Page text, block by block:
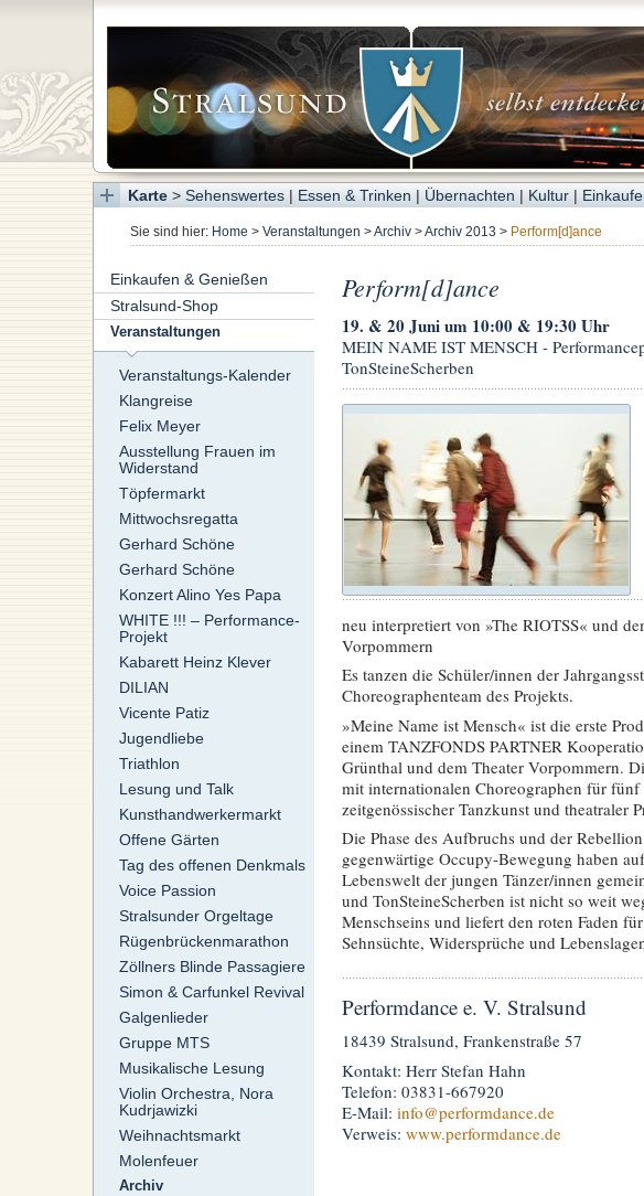
Karte> Sehenswertes| Essen & Trinken | Übernachten | Kultur|
Sie sind hier: Home > Veranstaltungen >Archiv>Archiv 2013 > Perform[d]ance
Einkaufen & Genießen
Stralsund-Shop
Veranstaltungen
Veranstaltungs-Kalender
Klangreise
Felix Meyer
Ausstellung Frauen im
Widerstand
Töpfermarkt
Mittwochsregatta
Gerhard Schöne
Gerhard Schöne
Konzert Alino Yes Papa
WHITE !!! – Performance-
Projekt
Kabarett Heinz Klever
DILIAN
Vicente Patiz
Jugendliebe
Triathlon
Lesung und Talk
Kunsthandwerkermarkt
Offene Gärten
Tag des offenen Denkmals
Voice Passion
Stralsunder Orgeltage
Rügenbrückenmarathon
Zöllners Blinde Passagiere
Simon & Carfunkel Revival
Galgenlieder
Gruppe MTS
Musikalische Lesung
Violin Orchestra, Nora
Kudrjawizki
Weihnachtsmarkt
Molenfeuer
Archiv
Perform[d]ance
19. & 20 Juni um 10:00 & 19:30 Uhr
MEIN NAME IST MENSCH -
TonSteineScherben
neu interpretiert von »The RIOTSS« und
Vorpommern
Es tanzen die Schüler/innen der
Choreographenteam des Projekts.
»Meine Name ist Mensch« ist die erste
einem TANZFONDS PARTNER
Grünthal und dem Theater Vorpommern.
mit internationalen Choreographen für
zeitgenössischer Tanzkunst und theatraler
Die Phase des Aufbruchs und der
gegenwärtige Occupy-Bewegung haben
Lebenswelt der jungen Tänzer/innen
und TonSteineScherben ist nicht so weit
Menschseins und liefert den roten Faden
Sehnsüchte, Widersprüche und
Performdance e. V. Stralsund
18439 Stralsund, Frankenstraße 57
Kontakt: Herr Stefan Hahn
Telefon: 03831-667920
E-Mail: info@performdance.de
Verweis: www.performdance.de